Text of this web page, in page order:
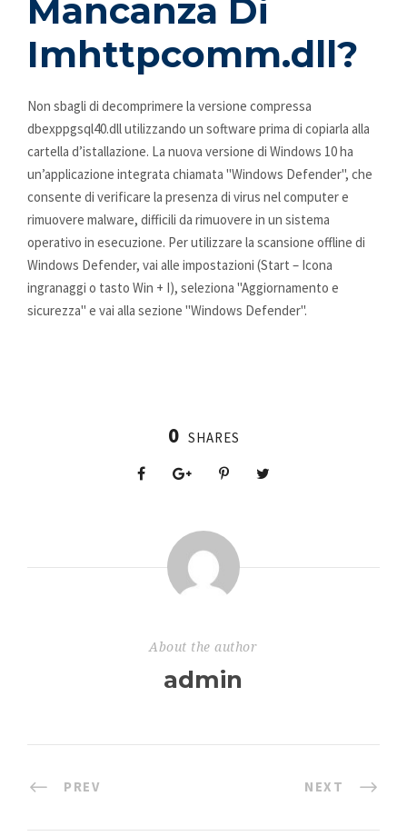
Mancanza Di
Imhttpcomm.dll?
Non sbagli di decomprimere la versione compressa
dbexppgsql40.dll utilizzando un software prima di copiarla alla
cartella d’istallazione. La nuova versione di Windows 10 ha
un’applicazione integrata chiamata "Windows Defender", che
consente di verificare la presenza di virus nel computer e
rimuovere malware, difficili da rimuovere in un sistema
operativo in esecuzione. Per utilizzare la scansione offline di
Windows Defender, vai alle impostazioni (Start – Icona
ingranaggi o tasto Win + I), seleziona "Aggiornamento e
sicurezza" e vai alla sezione "Windows Defender".
0 SHARES
About the author
admin
PREV NEXT